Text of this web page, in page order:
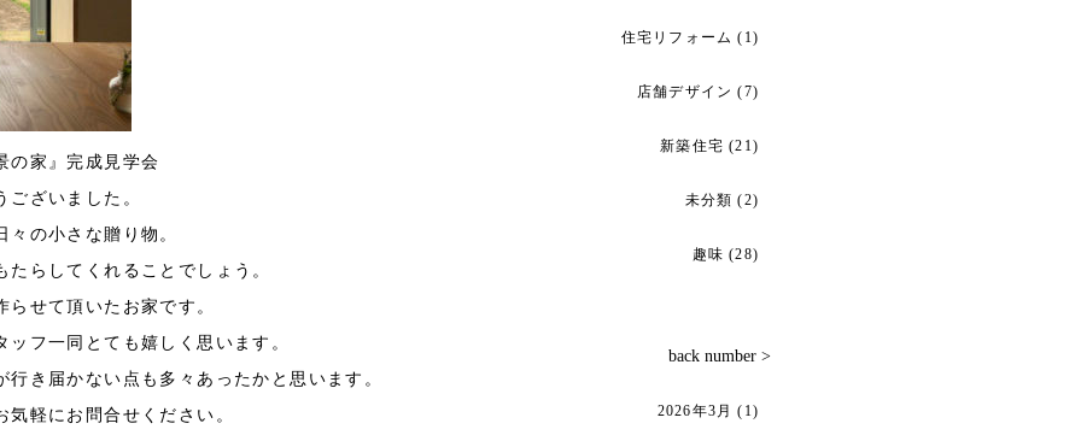
の家』完成見学会
ざいました。
の小さな贈り物。
らしてくれることでしょう。
せて頂いたお家です。
フ一同とても嬉しく思います。
き届かない点も多々あったかと思います。
軽にお問合せください。
住宅リフォーム (1)
店舗デザイン (7)
新築住宅 (21)
未分類 (2)
趣味 (28)
back number >
2026年3月 (1)